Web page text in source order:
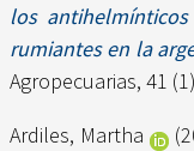
los
rumiantes en la
Agropecuarias, 41
Ardiles, Martha